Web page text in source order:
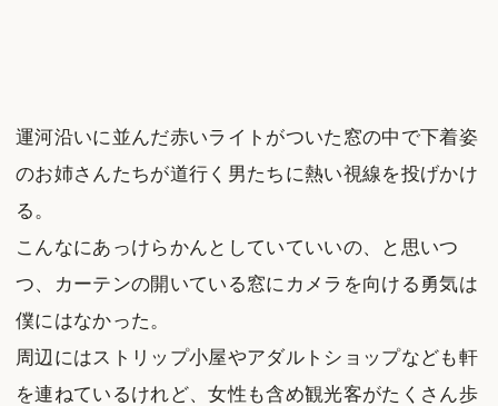
運河沿いに並んだ赤いライトがついた窓の中で下着姿
のお姉さんたちが道行く男たちに熱い視線を投げかけ
る。
こんなにあっけらかんとしていていいの、と思いつ
つ、カーテンの開いている窓にカメラを向ける勇気は
僕にはなかった。
周辺にはストリップ小屋やアダルトショップなども軒
を連ねているけれど、女性も含め観光客がたくさん歩